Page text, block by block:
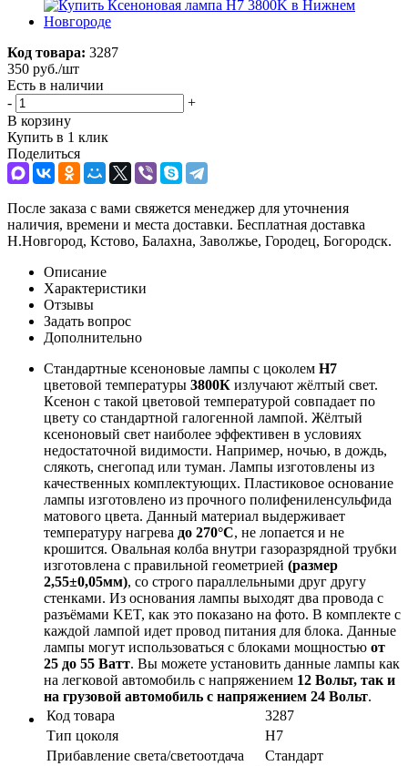
Код товара: 3287
350 руб./шт
Есть в наличии
-
+
В корзину
Купить в 1 клик
Поделиться
После заказа с вами свяжется менеджер для уточнения
наличия, времени и места доставки. Бесплатная доставка
Н.Новгород, Кстово, Балахна, Заволжье, Городец, Богородск.
Описание
Характеристики
Отзывы
Задать вопрос
Дополнительно
Стандартные ксеноновые лампы с цоколем H7
цветовой температуры 3800К излучают жёлтый свет.
Ксенон с такой цветовой температурой совпадает по
цвету со стандартной галогенной лампой. Жёлтый
ксеноновый свет наиболее эффективен в условиях
недостаточной видимости. Например, ночью, в дождь,
слякоть, снегопад или туман. Лампы изготовлены из
качественных комплектующих. Пластиковое основание
лампы изготовлено из прочного полифениленсульфида
матового цвета. Данный материал выдерживает
температуру нагрева до 270°С, не лопается и не
крошится. Овальная колба внутри газоразрядной трубки
изготовлена с правильной геометрией (размер
2,55±0,05мм), со строго параллельными друг другу
стенками. Из основания лампы выходят два провода с
разъёмами KET, как это показано на фото. В комплекте с
каждой лампой идет провод питания для блока. Данные
лампы могут использоваться с блоками мощностью от
25 до 55 Ватт. Вы можете установить данные лампы как
на легковой автомобиль с напряжением 12 Вольт, так и
на грузовой автомобиль с напряжением 24 Вольт.
Код товара
3287
Тип цоколя
H7
Прибавление света/светоотдача
Стандарт